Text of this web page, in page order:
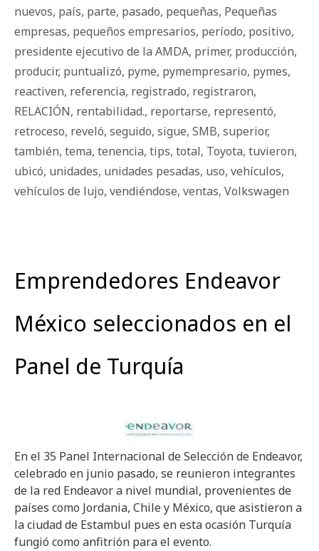
nuevos, país, parte, pasado, pequeñas, Pequeñas
empresas, pequeños empresarios, período, positivo,
presidente ejecutivo de la AMDA, primer, producción,
producir, puntualizó, pyme, pymempresario, pymes,
reactiven, referencia, registrado, registraron,
RELACIÓN, rentabilidad., reportarse, representó,
retroceso, reveló, seguido, sigue, SMB, superior,
también, tema, tenencia, tips, total, Toyota, tuvieron,
ubicó, unidades, unidades pesadas, uso, vehículos,
vehículos de lujo, vendiéndose, ventas, Volkswagen
Emprendedores Endeavor
México seleccionados en el
Panel de Turquía
En el 35 Panel Internacional de Selección de Endeavor,
celebrado en junio pasado, se reunieron integrantes
de la red Endeavor a nivel mundial, provenientes de
países como Jordania, Chile y México, que asistieron a
la ciudad de Estambul pues en esta ocasión Turquía
fungió como anfitrión para el evento.